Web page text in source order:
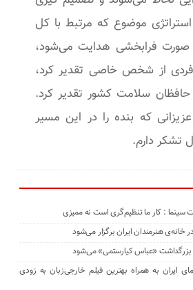
موضوع که مرتبط با کل
فرابخشی هدایت می‌شود،
از شخص خاصی تقدیر کرد،
حافظان سلامت کشور تقدیر کرد.
که بنده را در این مسیر
تشکر دارم.
سینما : کار ما تنظیم‌گری است نه ممیزی
هنرمندان ایران برگزار می‌شود
بزرگداشت «عباس کیارستمی» می‌شود
ایران به همراه بهترین فیلم خارجی‌زبان به زودی